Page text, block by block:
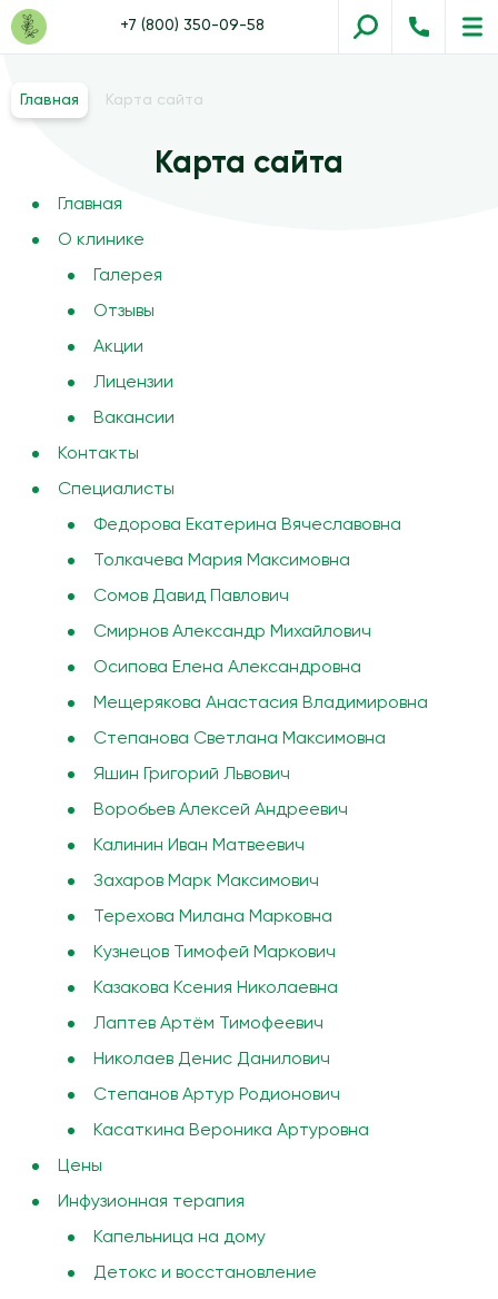
+7 (800) 350-09-58
Главная Карта сайта
Карта сайта
Главная
О клинике
Галерея
Отзывы
Акции
Лицензии
Вакансии
Контакты
Специалисты
Федорова Екатерина Вячеславовна
Толкачева Мария Максимовна
Сомов Давид Павлович
Смирнов Александр Михайлович
Осипова Елена Александровна
Мещерякова Анастасия Владимировна
Степанова Светлана Максимовна
Яшин Григорий Львович
Воробьев Алексей Андреевич
Калинин Иван Матвеевич
Захаров Марк Максимович
Терехова Милана Марковна
Кузнецов Тимофей Маркович
Казакова Ксения Николаевна
Лаптев Артём Тимофеевич
Николаев Денис Данилович
Степанов Артур Родионович
Касаткина Вероника Артуровна
Цены
Инфузионная терапия
Капельница на дому
Детокс и восстановление